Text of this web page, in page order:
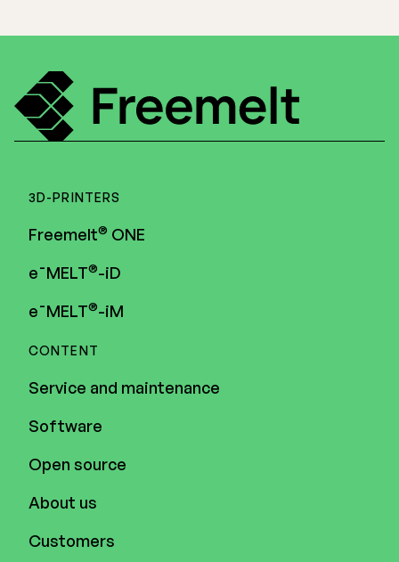
3D-PRINTERS
Freemelt® ONE
e¯MELT®-iD
e¯MELT®-iM
CONTENT
Service and maintenance
Software
Open source
About us
Customers